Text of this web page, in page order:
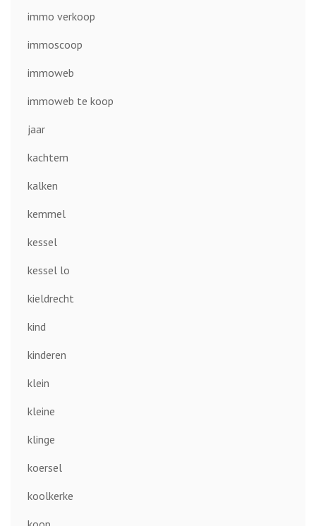
immo verkoop
immoscoop
immoweb
immoweb te koop
jaar
kachtem
kalken
kemmel
kessel
kessel lo
kieldrecht
kind
kinderen
klein
kleine
klinge
koersel
koolkerke